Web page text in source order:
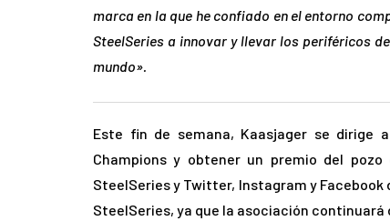
marca en la que he confiado en el entorno
SteelSeries a innovar y llevar los periféricos
mundo».
Este fin de semana, Kaasjager se dirige
Champions y obtener un premio del
SteelSeries y Twitter, Instagram y
SteelSeries, ya que la asociación